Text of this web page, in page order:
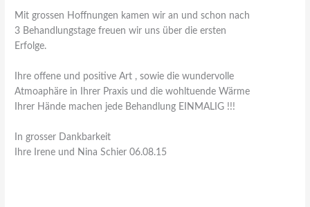
Mit grossen Hoffnungen kamen wir an und schon nach
3 Behandlungstage freuen wir uns über die ersten
Erfolge.
Ihre offene und positive Art , sowie die wundervolle
Atmoaphäre in Ihrer Praxis und die wohltuende Wärme
Ihrer Hände machen jede Behandlung EINMALIG !!!
In grosser Dankbarkeit
Ihre Irene und Nina Schier 06.08.15